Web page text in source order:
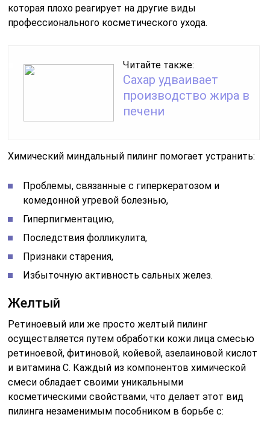
которая плохо реагирует на другие виды
профессионального косметического ухода.
Читайте также:
Сахар удваивает
производство жира в
печени
Химический миндальный пилинг помогает устранить:
Проблемы, связанные с гиперкератозом и
комедонной угревой болезнью,
Гиперпигментацию,
Последствия фолликулита,
Признаки старения,
Избыточную активность сальных желез.
Желтый
Ретиноевый или же просто желтый пилинг
осуществляется путем обработки кожи лица смесью
ретиноевой, фитиновой, койевой, азелаиновой кислот
и витамина С. Каждый из компонентов химической
смеси обладает своими уникальными
косметическими свойствами, что делает этот вид
пилинга незаменимым пособником в борьбе с: